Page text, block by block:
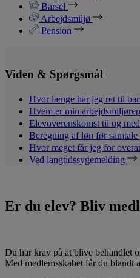
Barsel
Arbejdsmiljø
Pension
Viden & Spørgsmål
Hvor længe har jeg ret til
Hvem er min
Elevoverenskomst til og
Beregning af løn før samtale
Hvor meget får jeg for
Ved langtidssygemelding
Er du elev? Bliv
Du har krav på at blive behandlet
Med medlemsskabet får du blandt